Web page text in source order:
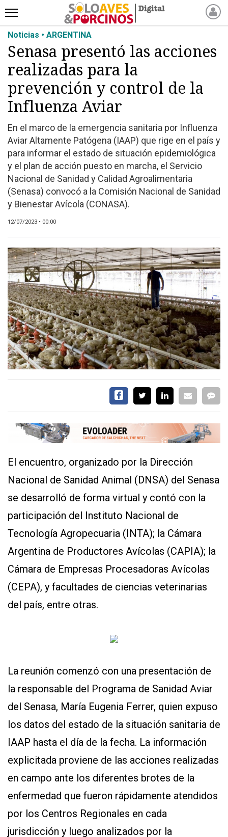
INICIO
NOTICIAS RECIENTES
NOTICIAS
ARTÍCULOS
PRODUCCIÓN
PROCESO
PRODUCTO
NUEVOS PRODUCTOS
MARKETPLACE
REVISTAS
EVENTOS Y
CAPACITACIONES
DIRECTORIO
MEDIA KIT
TEMAS DESTACADOS
AVICULTURA
PRODUCCIÓN
TECNOLOGÍA
POLLO
AVIGE
ARGENTINA
CONTÁCTENOS
AYUDA
Y
CONDICIONES
POLÍTICAS
PRIVACIDAD
DEL
APP
SMARTPHONE
Noticias • ARGENTINA
Senasa presentó las acciones
realizadas para la
prevención y control de la
Influenza Aviar
En el marco de la emergencia sanitaria por Influenza
Aviar Altamente Patógena (IAAP) que rige en el país y
para informar el estado de situación epidemiológica
y el plan de acción puesto en marcha, el Servicio
Nacional de Sanidad y Calidad Agroalimentaria
(Senasa) convocó a la Comisión Nacional de Sanidad
y Bienestar Avícola (CONASA).
12/07/2023 • 00:00
El encuentro, organizado por la Dirección
Nacional de Sanidad Animal (DNSA) del Senasa
se desarrolló de forma virtual y contó con la
participación del Instituto Nacional de
Tecnología Agropecuaria (INTA); la Cámara
Argentina de Productores Avícolas (CAPIA); la
Cámara de Empresas Procesadoras Avícolas
(CEPA), y facultades de ciencias veterinarias
del país, entre otras.
La reunión comenzó con una presentación de
la responsable del Programa de Sanidad Aviar
del Senasa, María Eugenia Ferrer, quien expuso
los datos del estado de la situación sanitaria de
IAAP hasta el día de la fecha. La información
explicitada proviene de las acciones realizadas
en campo ante los diferentes brotes de la
enfermedad que fueron rápidamente atendidos
por los Centros Regionales en cada
jurisdicción y luego analizados por la